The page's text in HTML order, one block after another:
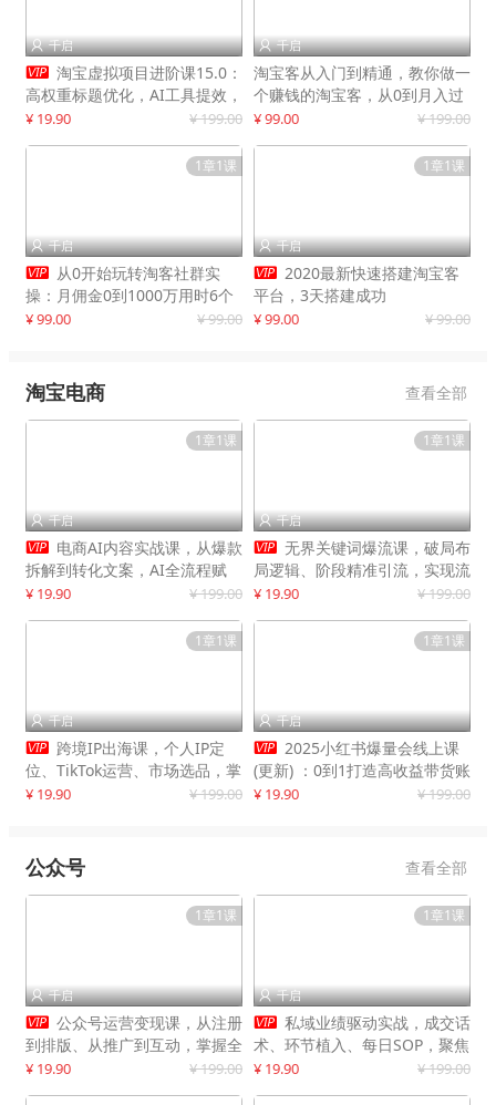
 千启
 淘宝虚拟项目进阶课15.0：
高权重标题优化，AI工具提效，
自动盈利模式搭建
¥ 19.90 ¥ 199.00
 千启
淘宝客从入门到精通，教你做一
个赚钱的淘宝客，从0到月入过
万
¥ 99.00 ¥ 199.00
1章1课
 千启
 从0开始玩转淘客社群实
操：月佣金0到1000万用时6个
月
¥ 99.00 ¥ 99.00
1章1课
 千启
 2020最新快速搭建淘宝客
平台，3天搭建成功
¥ 99.00 ¥ 99.00
淘宝电商 查看全部
1章1课
 千启
 电商AI内容实战课，从爆款
拆解到转化文案，AI全流程赋
能，解放人力，单月节省内容成
¥ 19.90 ¥ 199.00
1章1课
 千启
 无界关键词爆流课，破局布
局逻辑、阶段精准引流，实现流
量翻倍，店铺业绩增长50%+
¥ 19.90 ¥ 199.00
1章1课
 千启
 跨境IP出海课，个人IP定
位、TikTok运营、市场选品，掌
握核心闭环，实现月入1万美金
¥ 19.90 ¥ 199.00
1章1课
 千启
 2025小红书爆量会线上课
(更新) ：0到1打造高收益带货账
号，靠小红书带货年入100w？
¥ 19.90 ¥ 199.00
公众号 查看全部
1章1课
 千启
 公众号运营变现课，从注册
到排版、从推广到互动，掌握全
流程，开启个人品牌月入
¥ 19.90 ¥ 199.00
1章1课
 千启
 私域业绩驱动实战，成交话
术、环节植入、每日SOP，聚焦
增长，驱动营收持续突破
¥ 19.90 ¥ 199.00